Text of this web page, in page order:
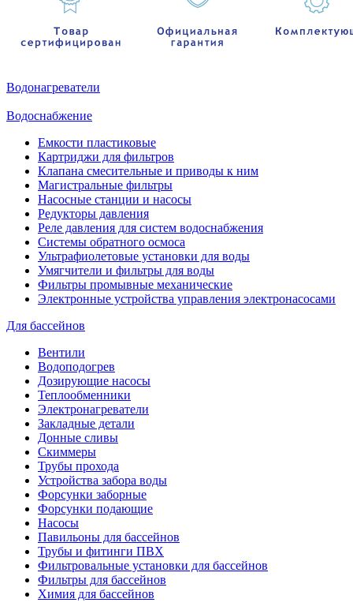
Водонагреватели
Водоснабжение
Емкости пластиковые
Картриджи для фильтров
Клапана смесительные и приводы к ним
Магистральные фильтры
Насосные станции и насосы
Редукторы давления
Реле давления для систем водоснабжения
Системы обратного осмоса
Ультрафиолетовые установки для воды
Умягчители и фильтры для воды
Фильтры промывные механические
Электронные устройства управления электронасосами
Для бассейнов
Вентили
Водоподогрев
Дозирующие насосы
Теплообменники
Электронагреватели
Закладные детали
Донные сливы
Скиммеры
Трубы прохода
Устройства забора воды
Форсунки заборные
Форсунки подающие
Насосы
Павильоны для бассейнов
Трубы и фитинги ПВХ
Фильтровальные установки для бассейнов
Фильтры для бассейнов
Химия для бассейнов